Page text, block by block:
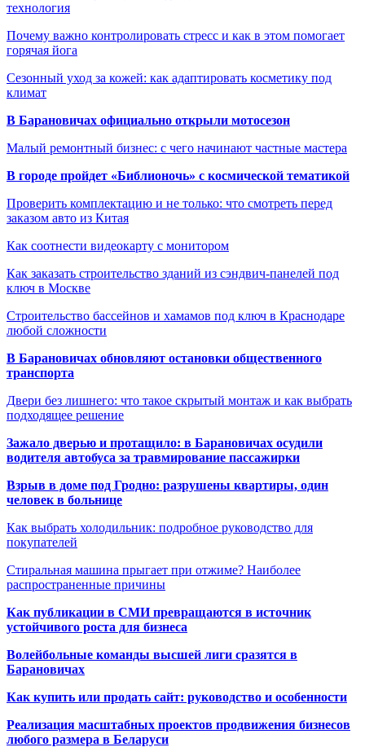
технология
Почему важно контролировать стресс и как в этом помогает
горячая йога
Сезонный уход за кожей: как адаптировать косметику под
климат
В Барановичах официально открыли мотосезон
Малый ремонтный бизнес: с чего начинают частные мастера
В городе пройдет «Библионочь» с космической тематикой
Проверить комплектацию и не только: что смотреть перед
заказом авто из Китая
Как соотнести видеокарту с монитором
Как заказать строительство зданий из сэндвич-панелей под
ключ в Москве
Строительство бассейнов и хамамов под ключ в Краснодаре
любой сложности
В Барановичах обновляют остановки общественного
транспорта
Двери без лишнего: что такое скрытый монтаж и как выбрать
подходящее решение
Зажало дверью и протащило: в Барановичах осудили
водителя автобуса за травмирование пассажирки
Взрыв в доме под Гродно: разрушены квартиры, один
человек в больнице
Как выбрать холодильник: подробное руководство для
покупателей
Стиральная машина прыгает при отжиме? Наиболее
распространенные причины
Как публикации в СМИ превращаются в источник
устойчивого роста для бизнеса
Волейбольные команды высшей лиги сразятся в
Барановичах
Как купить или продать сайт: руководство и особенности
Реализация масштабных проектов продвижения бизнесов
любого размера в Беларуси